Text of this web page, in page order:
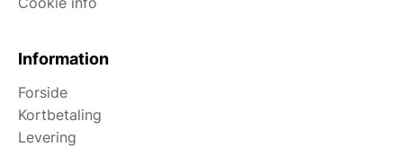
Information
Forside
Kortbetaling
Levering